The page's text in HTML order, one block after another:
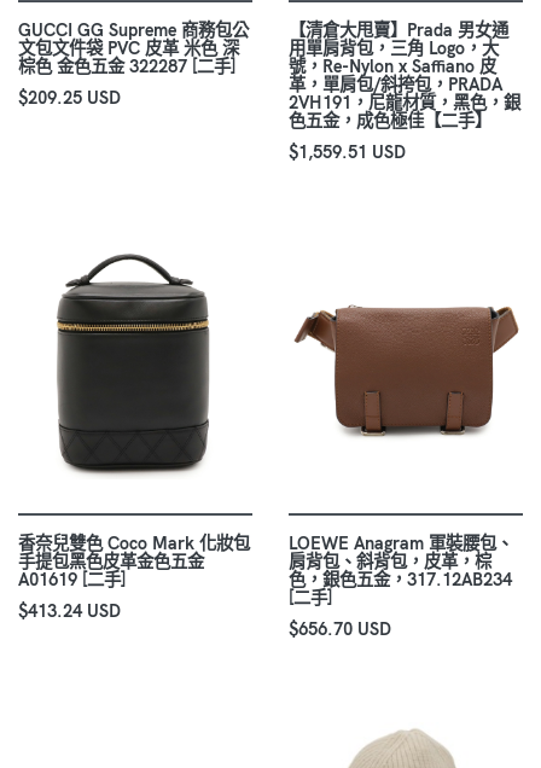
GUCCI GG Supreme 商務包公
文包文件袋 PVC 皮革 米色 深
棕色 金色五金 322287 [二手]
$209.25 USD
【清倉大甩賣】Prada 男女通
用單肩背包，三角 Logo，大
號，Re-Nylon x Saffiano 皮
革，單肩包/斜挎包，PRADA
2VH191，尼龍材質，黑色，銀
色五金，成色極佳【二手】
$1,559.51 USD
香奈兒雙色 Coco Mark 化妝包
手提包黑色皮革金色五金
A01619 [二手]
$413.24 USD
LOEWE Anagram 軍裝腰包、
肩背包、斜背包，皮革，棕
色，銀色五金，317.12AB234
[二手]
$656.70 USD